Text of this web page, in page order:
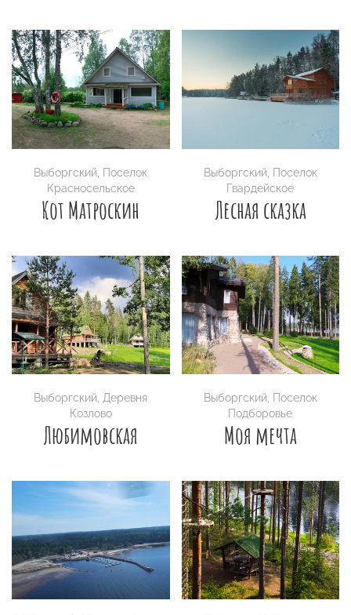
Выборгский Поселок
Красносельское
Кот Матроскин
Выборгский, Поселок
Гвардейское
Лесная сказка
Выборгский Деревня
Козлово
Любимовская
Выборгский, Поселок
Подборовье
Моя мечта